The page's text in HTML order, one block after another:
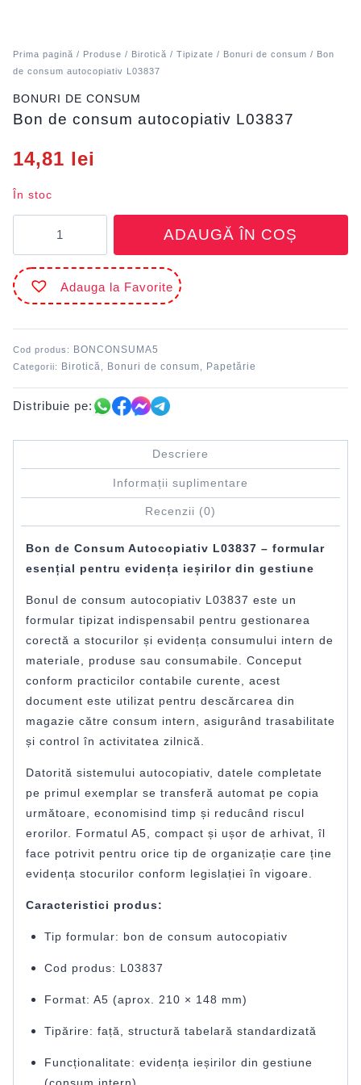
Prima pagină / Produse / Birotică / Tipizate / Bonuri de consum / Bon
de consum autocopiativ L03837
BONURI DE CONSUM
Bon de consum autocopiativ L03837
14,81 lei
În stoc
de
consum
autocopiativ
L03837
ADAUGĂ ÎN COȘ
Adauga la Favorite
Cod produs: BONCONSUMA5
Categorii: Birotică Bonuri de consum Papetărie
Distribuie pe:
Descriere
Informații suplimentare
Recenzii (0)
Bon de Consum Autocopiativ L03837 – formular
esențial pentru evidența ieșirilor din gestiune
Bonul de consum autocopiativ L03837 este un
formular tipizat indispensabil pentru gestionarea
corectă a stocurilor și evidența consumului intern de
materiale, produse sau consumabile. Conceput
conform practicilor contabile curente, acest
document este utilizat pentru descărcarea din
magazie către consum intern, asigurând trasabilitate
și control în activitatea zilnică.
Datorită sistemului autocopiativ, datele completate
pe primul exemplar se transferă automat pe copia
următoare, economisind timp și reducând riscul
erorilor. Formatul A5, compact și ușor de arhivat, îl
face potrivit pentru orice tip de organizație care ține
evidența stocurilor conform legislației în vigoare.
Caracteristici produs:
Tip formular: bon de consum autocopiativ
Cod produs: L03837
Format: A5 (aprox. 210 × 148 mm)
Tipărire: față, structură tabelară standardizată
Funcționalitate: evidența ieșirilor din gestiune